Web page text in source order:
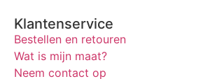
Klantenservice
Bestellen en retouren
Wat is mijn maat?
Neem contact op